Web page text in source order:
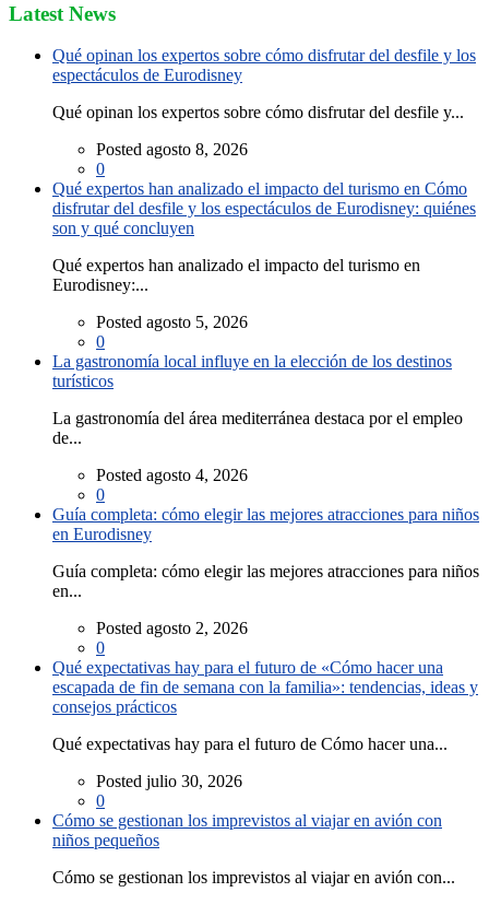
Latest News
Qué opinan los expertos sobre cómo disfrutar del desfile y los
espectáculos de Eurodisney
Qué opinan los expertos sobre cómo disfrutar del desfile y...
Posted agosto 8, 2026
0
Qué expertos han analizado el impacto del turismo en Cómo
disfrutar del desfile y los espectáculos de Eurodisney: quiénes
son y qué concluyen
Qué expertos han analizado el impacto del turismo en
Eurodisney:...
Posted agosto 5, 2026
0
La gastronomía local influye en la elección de los destinos
turísticos
La gastronomía del área mediterránea destaca por el empleo
de...
Posted agosto 4, 2026
0
Guía completa: cómo elegir las mejores atracciones para niños
en Eurodisney
Guía completa: cómo elegir las mejores atracciones para niños
en...
Posted agosto 2, 2026
0
Qué expectativas hay para el futuro de «Cómo hacer una
escapada de fin de semana con la familia»: tendencias, ideas y
consejos prácticos
Qué expectativas hay para el futuro de Cómo hacer una...
Posted julio 30, 2026
0
Cómo se gestionan los imprevistos al viajar en avión con
niños pequeños
Cómo se gestionan los imprevistos al viajar en avión con...